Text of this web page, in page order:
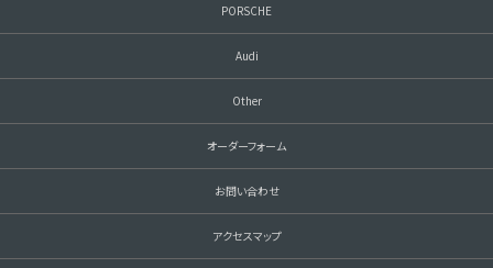
PORSCHE
Audi
Other
オーダーフォーム
お問い合わせ
アクセスマップ